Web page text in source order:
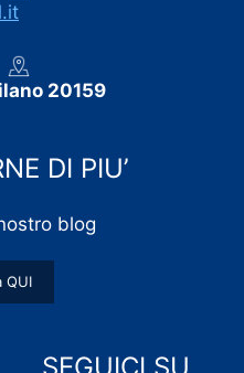
20159
DI PIU’
blog
QUI
SEGUICI SU…